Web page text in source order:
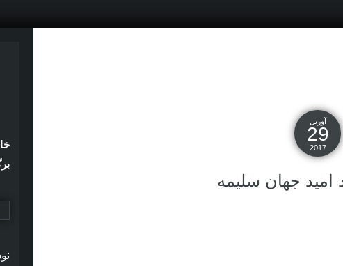
آوریل
29
2017
امید جهان سلیمه